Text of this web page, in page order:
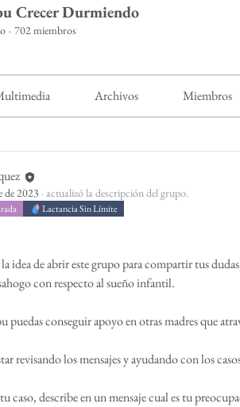
Crecer Durmiendo
· 702 miembros
Archivos Miembros
de 2023 · actualizó la descripción del grupo.
Lactancia Sin Límite
idea de abrir este grupo para compartir tus
con respecto al sueño infantil.
puedas conseguir apoyo en otras madres que
revisando los mensajes y ayudando con los
caso, describe en un mensaje cual es tu